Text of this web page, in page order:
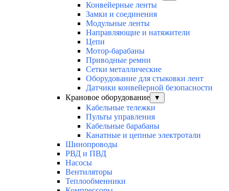
Конвейерные ленты
Замки и соединения
Модульные ленты
Направляющие и натяжители
Цепи
Мотор-барабаны
Приводные ремни
Сетки металлические
Оборудование для стыковки лент
Датчики конвейерной безопасности
Крановое оборудование
▼
Кабельные тележки
Пульты управления
Кабельные барабаны
Канатные и цепные электротали
Шинопроводы
РВД и ПВД
Насосы
Вентиляторы
Теплообменники